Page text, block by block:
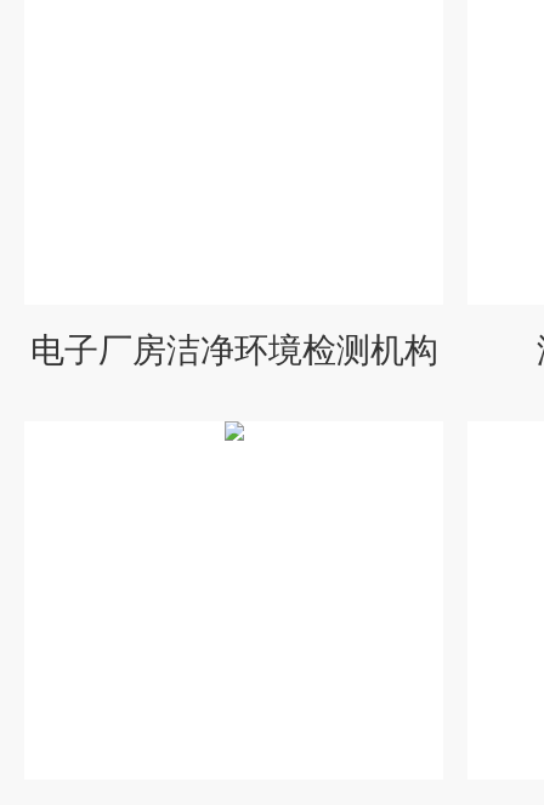
电子厂房洁净环境检测机构